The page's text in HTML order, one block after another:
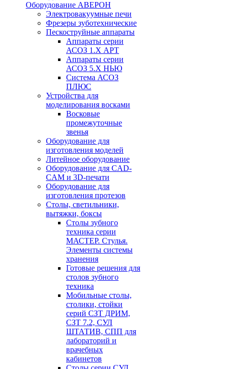
Оборудование АВЕРОН
Электровакуумные печи
Фрезеры зуботехнические
Пескоструйные аппараты
Аппараты серии
АСОЗ 1.Х АРТ
Аппараты серии
АСОЗ 5.Х НЬЮ
Система АСОЗ
ПЛЮС
Устройства для
моделирования восками
Восковые
промежуточные
звенья
Оборудование для
изготовления моделей
Литейное оборудование
Оборудование для CAD-
CAM и 3D-печати
Оборудование для
изготовления протезов
Cтолы, светильники,
вытяжки, боксы
Столы зубного
техника серии
МАСТЕР. Стулья.
Элементы системы
хранения
Готовые решения для
столов зубного
техника
Мобильные столы,
столики, стойки
серий СЗТ ДРИМ,
СЗТ 7.2, СУЛ
ШТАТИВ, СПП для
лабораторий и
врачебных
кабинетов